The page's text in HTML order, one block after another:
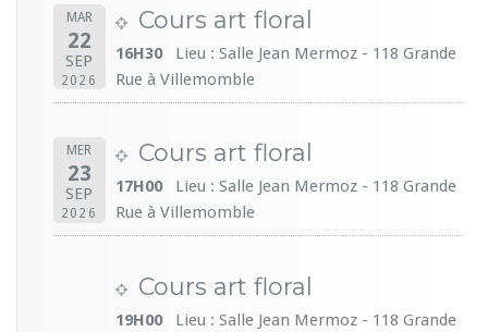
MAR
22
SEP
2026
Cours art floral
16H30
Lieu : Salle Jean Mermoz - 118 Grande
Rue à Villemomble
MER
23
SEP
2026
Cours art floral
17H00
Lieu : Salle Jean Mermoz - 118 Grande
Rue à Villemomble
Cours art floral
19H00
Lieu : Salle Jean Mermoz - 118 Grande